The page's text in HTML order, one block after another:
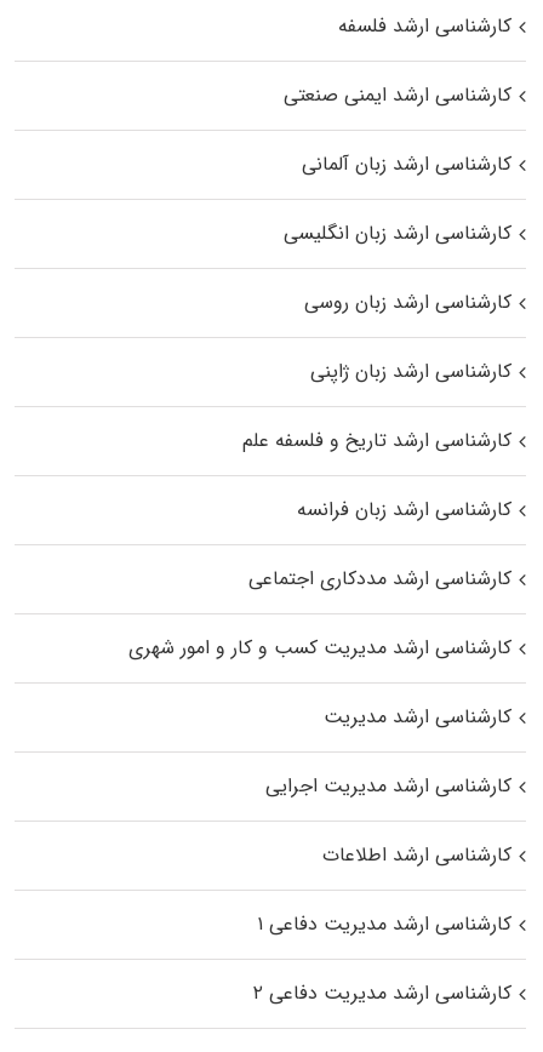
کارشناسی ارشد فلسفه
کارشناسی ارشد ایمنی صنعتی
کارشناسی ارشد زبان آلمانی
کارشناسی ارشد زبان انگلیسی
کارشناسی ارشد زبان روسی
کارشناسی ارشد زبان ژاپنی
کارشناسی ارشد تاریخ و فلسفه علم
کارشناسی ارشد زبان فرانسه
کارشناسی ارشد مددکاری اجتماعی
کارشناسی ارشد مدیریت کسب و کار و امور شهری
کارشناسی ارشد مدیریت
کارشناسی ارشد مدیریت اجرایی
کارشناسی ارشد اطلاعات
کارشناسی ارشد مدیریت دفاعی ۱
کارشناسی ارشد مدیریت دفاعی ۲